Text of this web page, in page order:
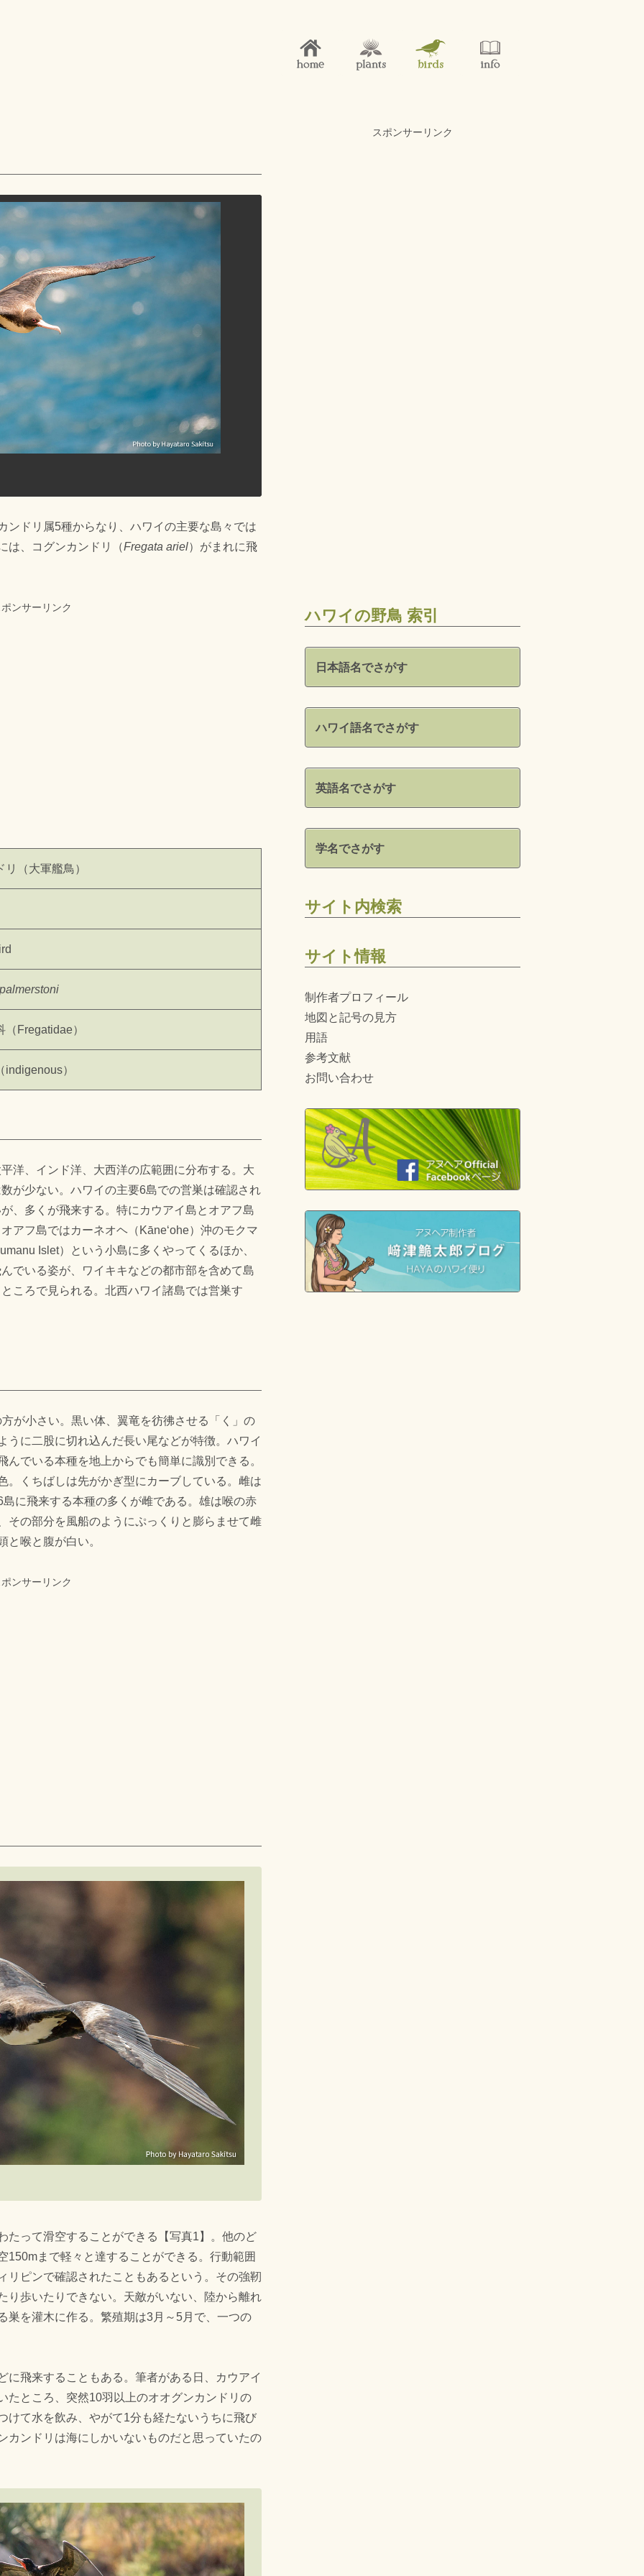
ンドリ属5種からなり、ハワイの主要な島々では
は、コグンカンドリ（Fregata ariel）がまれに飛
ンサーリンク
（大軍艦鳥）
Fregatidae）
）
洋、インド洋、大西洋の広範囲に分布する。大
が少ない。ハワイの主要6島での営巣は確認され
、多くが飛来する。特にカウアイ島とオアフ島
アフ島ではカーネオヘ（Kāneʻohe）沖のモクマ
Islet）という小島に多くやってくるほか、
でいる姿が、ワイキキなどの都市部を含めて島
ころで見られる。北西ハワイ諸島では営巣す
が小さい。黒い体、翼竜を彷彿させる「く」の
うに二股に切れ込んだ長い尾などが特徴。ハワイ
でいる本種を地上からでも簡単に識別できる。
。くちばしは先がかぎ型にカーブしている。雌は
に飛来する本種の多くが雌である。雄は喉の赤
その部分を風船のようにぷっくりと膨らませて雌
と喉と腹が白い。
ンサーリンク
たって滑空することができる【写真1】。他のど
150mまで軽々と達することができる。行動範囲
リピンで確認されたこともあるという。その強靭
り歩いたりできない。天敵がいない、陸から離れ
巣を灌木に作る。繁殖期は3月～5月で、一つの
に飛来することもある。筆者がある日、カウアイ
たところ、突然10羽以上のオオグンカンドリの
けて水を飲み、やがて1分も経たないうちに飛び
カンドリは海にしかいないものだと思っていたの
スポンサーリンク
ハワイの野鳥 索引
日本語名でさがす
ハワイ語名でさがす
英語名でさがす
学名でさがす
サイト内検索
サイト情報
制作者プロフィール
地図と記号の見方
用語
参考文献
お問い合わせ